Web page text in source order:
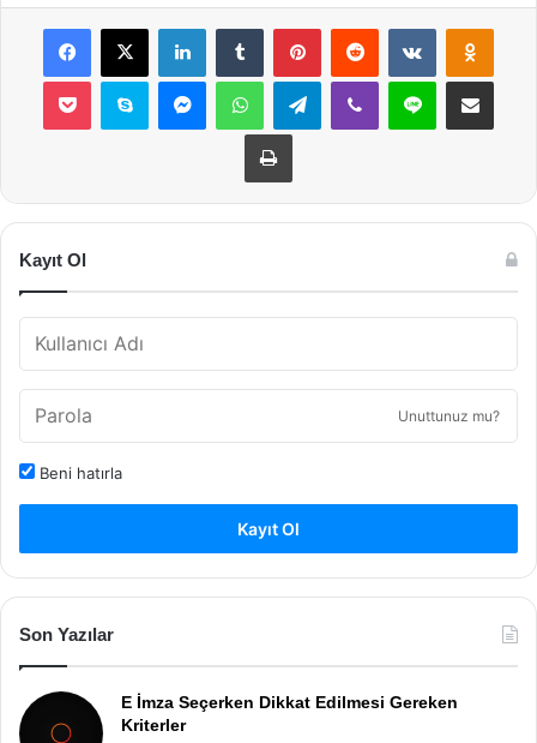
Facebook
X LinkedInTumblr PinterestReddit VKontakte
Pocket Skype MessengerWhatsAppTelegramViber Line E-Posta ile
Yazdır
Kayıt Ol
Unuttunuz mu?
Beni hatırla
Kayıt Ol
Son Yazılar
E İmza Seçerken Dikkat Edilmesi Gereken
Kriterler